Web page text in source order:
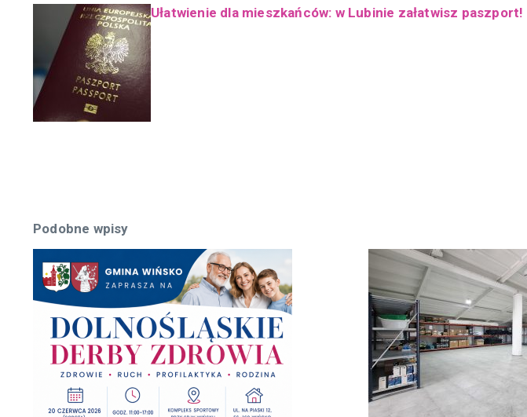
Ułatwienie dla mieszkańców: w Lubinie załatwisz paszport!
Podobne wpisy